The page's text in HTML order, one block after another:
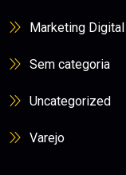
Marketing Digital
Sem categoria
Uncategorized
Varejo